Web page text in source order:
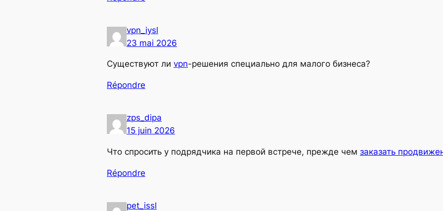
vpn_iysl
23 mai 2026
Существуют ли vpn-решения специально для малого бизнеса?
Répondre
zps_dipa
15 juin 2026
Что спросить у подрядчика на первой встрече, прежде чем заказать
Répondre
pet_issl